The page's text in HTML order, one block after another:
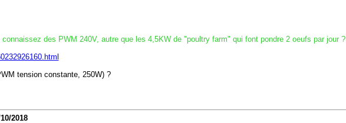
des PWM 240V, autre que les 4,5KW de "poultry farm" qui font pondre 2 oeufs par jour ?
tension constante, 250W) ?
2018